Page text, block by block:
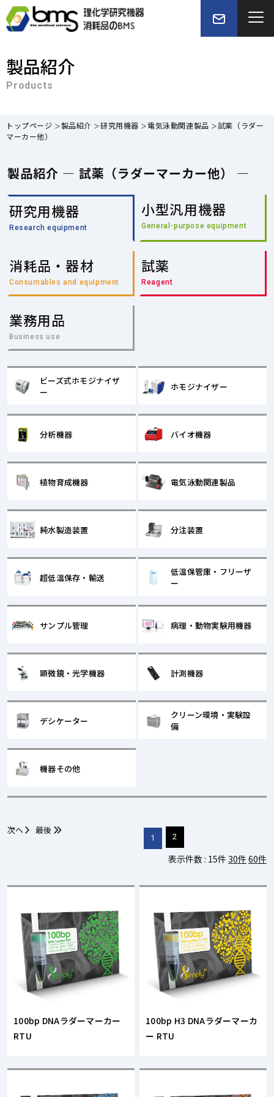
製品紹介
Products
トップページ 製品紹介 研究用機器 電気泳動関連製品
試薬（ラダー
マーカー他）
製品紹介 — 試薬（ラダーマーカー他） —
研究用機器
Research equipment
小型汎用機器
General-purpose equipment
消耗品・器材
Consumables and equipment
試薬
Reagent
業務用品
Business use
ビーズ式ホモジナイザ
ー
ホモジナイザー
分析機器 バイオ機器
植物育成機器 電気泳動関連製品
純水製造装置 分注装置
超低温保存・輸送
低温保管庫・フリーザ
ー
サンプル管理 病理・動物実験用機器
顕微鏡・光学機器 計測機器
デシケーター
クリーン環境・実験設
備
機器その他
1 2
次へ 最後
表示件数 : 15件 30件 60件
100bp DNAラダーマーカー
RTU
100bp H3 DNAラダーマーカ
ー RTU